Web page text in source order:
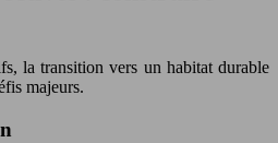
la transition vers un habitat durable
majeurs.